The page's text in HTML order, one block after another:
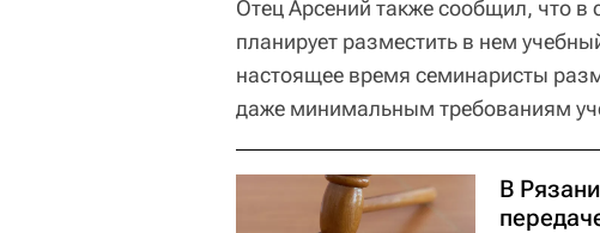
Отец Арсений также сообщил, что в
планирует разместить в нем
настоящее время семинаристы
даже минимальным требованиям
В